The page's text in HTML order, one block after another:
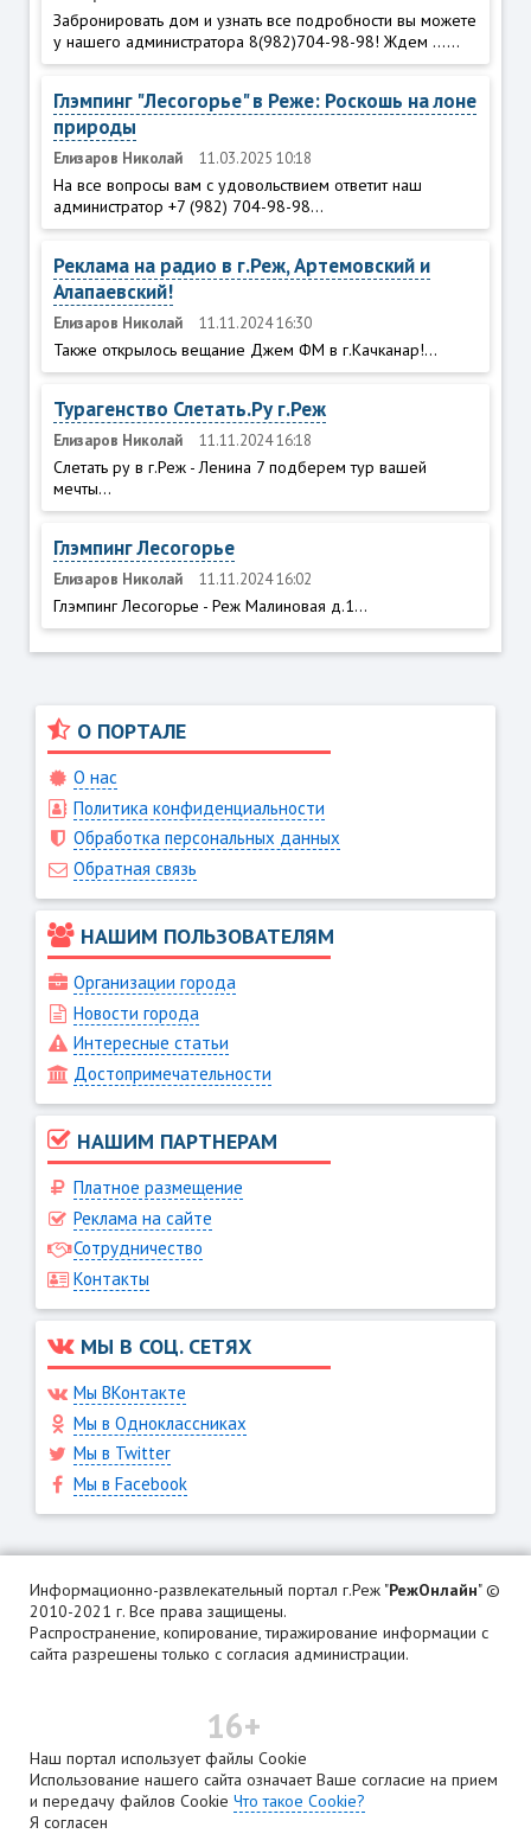
Забронировать дом и узнать все подробности вы можете
у нашего администратора 8(982)704-98-98! Ждем ......
Глэмпинг "Лесогорье" в Реже: Роскошь на лоне
природы
Елизаров Николай 11.03.2025 10:18
На все вопросы вам с удовольствием ответит наш
администратор +7 (982) 704-98-98...
Реклама на радио в г.Реж, Артемовский и
Алапаевский!
Елизаров Николай 11.11.2024 16:30
Также открылось вещание Джем ФМ в г.Качканар!...
Турагенство Слетать.Ру г.Реж
Елизаров Николай 11.11.2024 16:18
Слетать ру в г.Реж - Ленина 7 подберем тур вашей
мечты...
Глэмпинг Лесогорье
Елизаров Николай 11.11.2024 16:02
Глэмпинг Лесогорье - Реж Малиновая д.1...
О ПОРТАЛЕ
О нас
Политика конфиденциальности
Обработка персональных данных
Обратная связь
НАШИМ ПОЛЬЗОВАТЕЛЯМ
Организации города
Новости города
Интересные статьи
Достопримечательности
НАШИМ ПАРТНЕРАМ
Платное размещение
Реклама на сайте
Сотрудничество
Контакты
МЫ В СОЦ. СЕТЯХ
Мы ВКонтакте
Мы в Одноклассниках
Мы в Twitter
Мы в Facebook
Информационно-развлекательный портал г.Реж "РежОнлайн" ©
2010-2021 г. Все права защищены.
Распространение, копирование, тиражирование информации с
сайта разрешены только с согласия администрации.
16+
Наш портал использует файлы Cookie
Использование нашего сайта означает Ваше согласие на прием
и передачу файлов Cookie Что такое Cookie?
Я согласен